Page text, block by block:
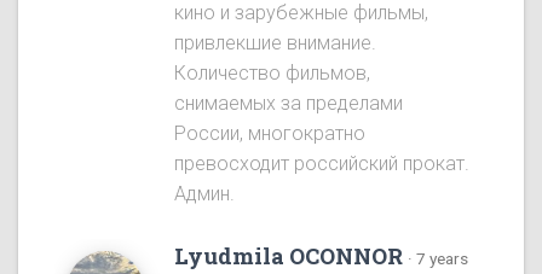
кино и зарубежные фильмы,
привлекшие внимание.
Количество фильмов,
снимаемых за пределами
России, многократно
превосходит российский прокат.
Админ.
Lyudmila OCONNOR · 7 years